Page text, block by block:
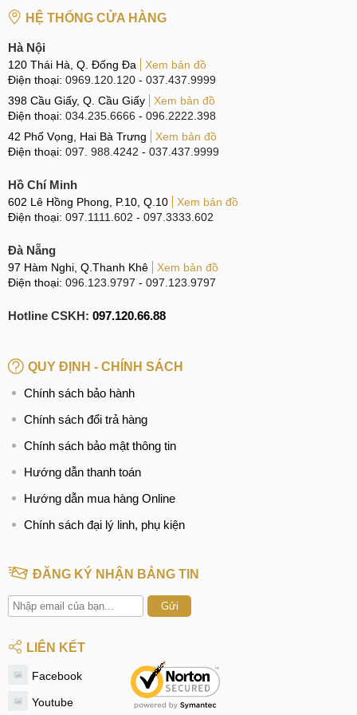
Hotline: 0969.520.520
602 Lê Hồng Phong, Quận 10
Hotline:097.3333.602
Tại Đà Nẵng
CN 6:97 Hàm Nghi, Q.Thanh Khê
Hotline:097.123.9797
Giá sửa nguồn Xiaomi Redmi Note 12 Discovery Edition
Dịch vụ sửa nguồn Xiaomi Redmi Note 12 DE
Địa chỉ thay IC nguồn Redmi Note 12 Discovery Edition giá
HỆ THỐNG CỬA HÀNG
Hà Nội
120 Thái Hà, Q. Đống Đa
Xem bản đồ
Điện thoại: 0969.120.120 - 037.437.9999
398 Cầu Giấy, Q. Cầu Giấy
Xem bản đồ
Điện thoại: 034.235.6666 - 096.2222.398
42 Phố Vọng, Hai Bà Trưng
Xem bản đồ
Điện thoại: 097. 988.4242 - 037.437.9999
Hồ Chí Minh
602 Lê Hồng Phong, P.10, Q.10
Xem bản đồ
Điện thoại: 097.1111.602 - 097.3333.602
Đà Nẵng
97 Hàm Nghi, Q.Thanh Khê
Xem bản đồ
Điện thoại: 096.123.9797 - 097.123.9797
Hotline CSKH: 097.120.66.88
QUY ĐỊNH - CHÍNH SÁCH
Chính sách bảo hành
Chính sách đổi trả hàng
Chính sách bảo mật thông tin
Hướng dẫn thanh toán
Hướng dẫn mua hàng Online
Chính sách đại lý linh, phụ kiện
ĐĂNG KÝ NHẬN BẢNG TIN
Gửi
LIÊN KẾT
Facebook
Youtube